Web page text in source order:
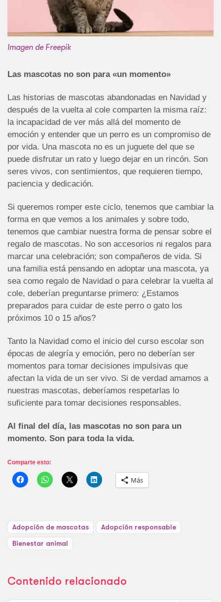
Imagen de Freepik
Las mascotas no son para «un momento»
Las historias de mascotas abandonadas en Navidad y
después de la vuelta al cole comparten la misma raíz:
la incapacidad de ver más allá del momento de
emoción y entender que un perro es un compromiso de
por vida. Una mascota no es un juguete del que se
puede disfrutar un rato y luego dejar en un rincón. Son
seres vivos, con sentimientos, que requieren tiempo,
paciencia y dedicación.
Si queremos romper este ciclo, tenemos que cambiar la
forma en que vemos a los animales y sobre todo,
tenemos que cambiar nuestra forma de pensar sobre el
regalo de mascotas. No son accesorios ni regalos para
marcar una celebración; son compañeros de vida. Si
una familia está pensando en adoptar una mascota, ya
sea como regalo de Navidad o para celebrar la vuelta al
cole, deberían preguntarse primero: ¿Estamos
preparados para cuidar de este perro o gato los
próximos 10 o 15 años?
Tanto la Navidad como el inicio del curso escolar son
épocas de alegría y emoción, pero no deberían ser
momentos para tomar decisiones impulsivas que
afectan la vida de un ser vivo. Si de verdad amamos a
nuestras mascotas, deberíamos respetarlas lo
suficiente para tomar decisiones responsables.
Al final del día, las mascotas no son para un
momento. Son para toda la vida.
Comparte esto:
Más
Adopción de mascotas Adopción responsable
Bienestar animal
Contenido relacionado